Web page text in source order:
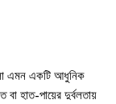
এমন একটি আধুনিক
বা হাত-পায়ের দুর্বলতায়